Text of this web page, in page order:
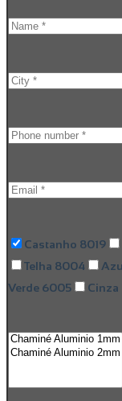
Castanho 8019
Telha 8004
Verde 6005
Cinza